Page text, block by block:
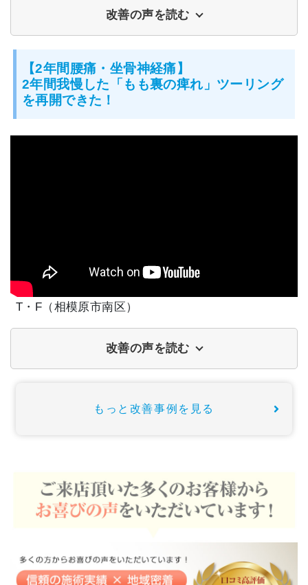
改善の声を読む
【2年間腰痛・坐骨神経痛】
2年間我慢した「もも裏の痺れ」ツーリング
を再開できた！
T・F（相模原市南区）
改善の声を読む
もっと改善事例を見る